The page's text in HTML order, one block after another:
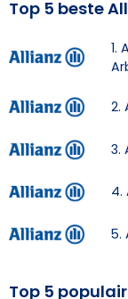
Top 5 beste
1.
2.
3.
4.
5.
Top 5